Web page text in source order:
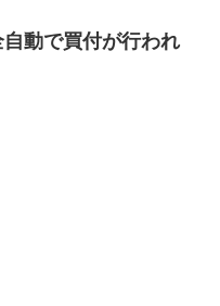
自動で買付が行われ